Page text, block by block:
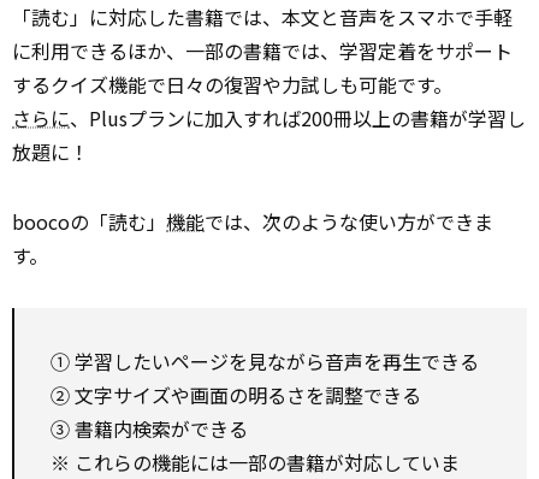
「読む」に対応した書籍では、本文と音声をスマホで手軽
に利用できるほか、一部の書籍では、学習定着をサポート
するクイズ機能で日々の復習や力試しも可能です。
さらに、Plusプランに加入すれば200冊以上の書籍が学習し
放題に！
boocoの「読む」 機能では、次のような使い方ができま
す。
① 学習したいページを見ながら音声を再生できる
② 文字サイズや画面の明るさを調整できる
③ 書籍内検索ができる
※ これらの機能には一部の書籍が対応していま